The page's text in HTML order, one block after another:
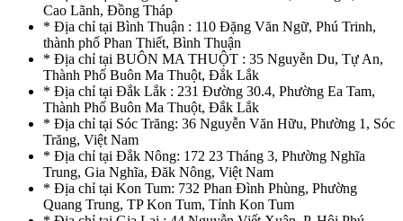
Cao Lãnh, Đồng Tháp
* Địa chỉ tại Bình Thuận : 110 Đặng Văn Ngữ, Phú Trinh,
thành phố Phan Thiết, Bình Thuận
* Địa chỉ tại BUÔN MA THUỘT : 35 Nguyễn Du, Tự An,
Thành Phố Buôn Ma Thuột, Đắk Lắk
* Địa chỉ tại Đắk Lắk : 231 Đường 30.4, Phường Ea Tam,
Thành Phố Buôn Ma Thuột, Đắk Lắk
* Địa chỉ tại Sóc Trăng: 36 Nguyễn Văn Hữu, Phường 1, Sóc
Trăng, Việt Nam
* Địa chỉ tại Đắk Nông: 172 23 Tháng 3, Phường Nghĩa
Trung, Gia Nghĩa, Đăk Nông, Việt Nam
* Địa chỉ tại Kon Tum: 732 Phan Đình Phùng, Phường
Quang Trung, TP Kon Tum, Tỉnh Kon Tum